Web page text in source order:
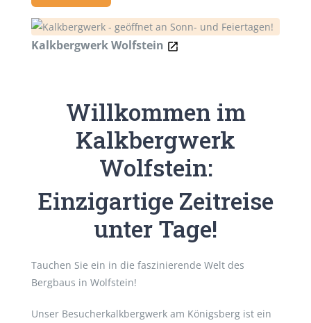
Kalkbergwerk Wolfstein
Willkommen im
Kalkbergwerk
Wolfstein:
Einzigartige Zeitreise
unter Tage!
Tauchen Sie ein in die faszinierende Welt des
Bergbaus in Wolfstein!
Unser Besucherkalkbergwerk am Königsberg ist ein